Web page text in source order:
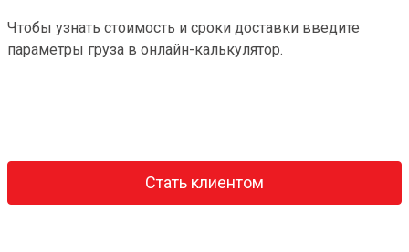
Чтобы узнать стоимость и сроки доставки введите
параметры груза в онлайн-калькулятор.
Стать клиентом